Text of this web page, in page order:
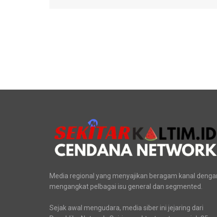
Media regional yang menyajikan beragam kanal
mengangkat pelbagai isu general dan segmented.
Sejak awal mengudara, media siber ini jejaring dari